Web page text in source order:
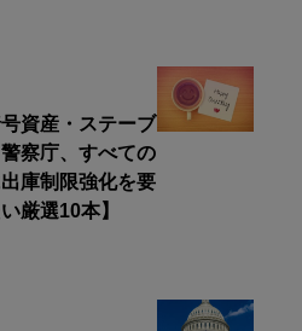
資産・ステーブ
察庁、すべての
庫制限強化を要
厳選10本】